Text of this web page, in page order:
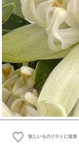
欲しいものリストに追加